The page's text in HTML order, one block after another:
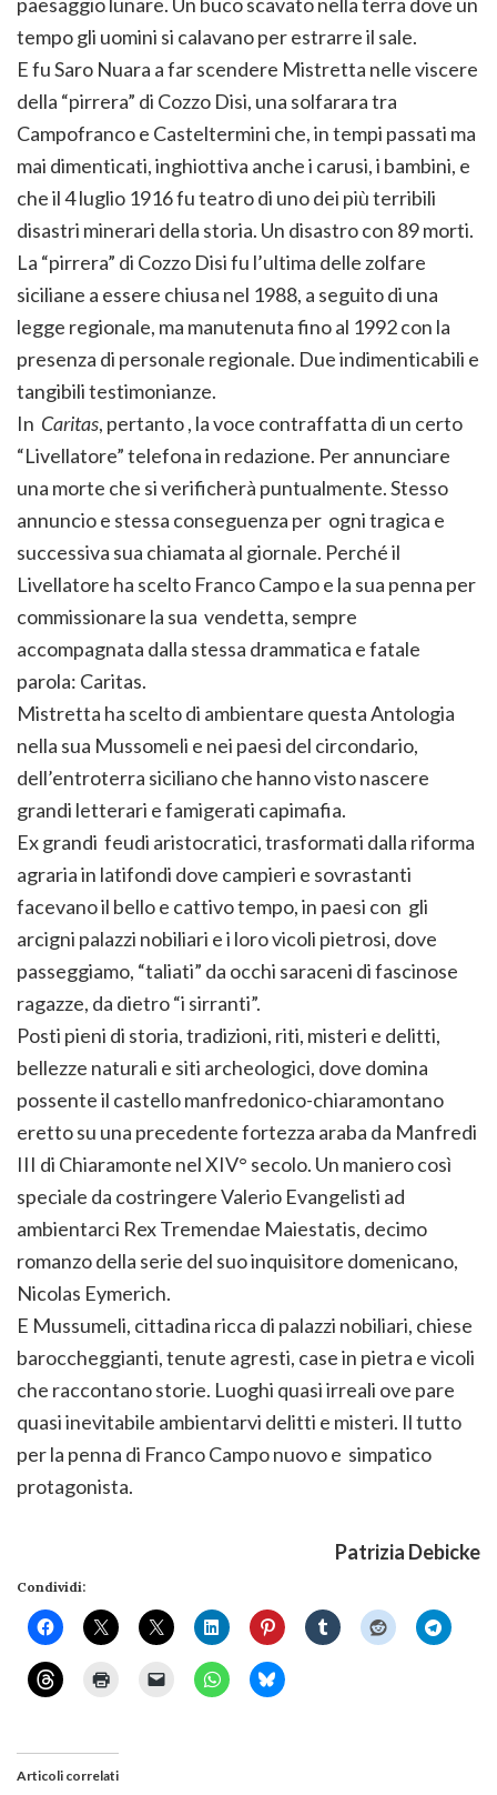
paesaggio lunare. Un buco scavato nella terra dove un
tempo gli uomini si calavano per estrarre il sale.
E fu Saro Nuara a far scendere Mistretta nelle viscere
della “pirrera” di Cozzo Disi, una solfarara tra
Campofranco e Casteltermini che, in tempi passati ma
mai dimenticati, inghiottiva anche i carusi, i bambini, e
che il 4 luglio 1916 fu teatro di uno dei più terribili
disastri minerari della storia. Un disastro con 89 morti.
La “pirrera” di Cozzo Disi fu l’ultima delle zolfare
siciliane a essere chiusa nel 1988, a seguito di una
legge regionale, ma manutenuta fino al 1992 con la
presenza di personale regionale. Due indimenticabili e
tangibili testimonianze.
In Caritas, pertanto , la voce contraffatta di un certo
“Livellatore” telefona in redazione. Per annunciare
una morte che si verificherà puntualmente. Stesso
annuncio e stessa conseguenza per ogni tragica e
successiva sua chiamata al giornale. Perché il
Livellatore ha scelto Franco Campo e la sua penna per
commissionare la sua vendetta, sempre
accompagnata dalla stessa drammatica e fatale
parola: Caritas.
Mistretta ha scelto di ambientare questa Antologia
nella sua Mussomeli e nei paesi del circondario,
dell’entroterra siciliano che hanno visto nascere
grandi letterari e famigerati capimafia.
Ex grandi feudi aristocratici, trasformati dalla riforma
agraria in latifondi dove campieri e sovrastanti
facevano il bello e cattivo tempo, in paesi con gli
arcigni palazzi nobiliari e i loro vicoli pietrosi, dove
passeggiamo, “taliati” da occhi saraceni di fascinose
ragazze, da dietro “i sirranti”.
Posti pieni di storia, tradizioni, riti, misteri e delitti,
bellezze naturali e siti archeologici, dove domina
possente il castello manfredonico-chiaramontano
eretto su una precedente fortezza araba da Manfredi
III di Chiaramonte nel XIV° secolo. Un maniero così
speciale da costringere Valerio Evangelisti ad
ambientarci Rex Tremendae Maiestatis, decimo
romanzo della serie del suo inquisitore domenicano,
Nicolas Eymerich.
E Mussumeli, cittadina ricca di palazzi nobiliari, chiese
baroccheggianti, tenute agresti, case in pietra e vicoli
che raccontano storie. Luoghi quasi irreali ove pare
quasi inevitabile ambientarvi delitti e misteri. Il tutto
per la penna di Franco Campo nuovo e simpatico
protagonista.
Patrizia Debicke
Condividi:
Articoli correlati